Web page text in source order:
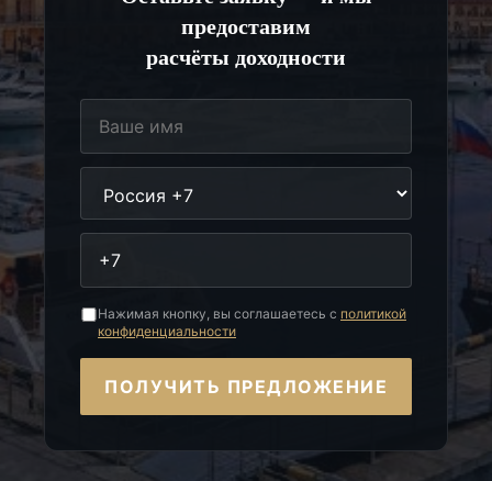
предоставим
расчёты доходности
Нажимая кнопку, вы соглашаетесь с политикой
конфиденциальности
ПОЛУЧИТЬ ПРЕДЛОЖЕНИЕ